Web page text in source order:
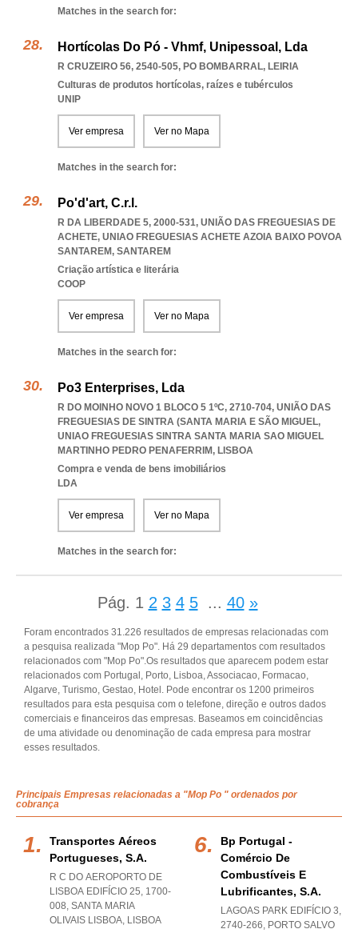
Matches in the search for:
Hortícolas Do Pó - Vhmf, Unipessoal, Lda
R CRUZEIRO 56, 2540-505, PO BOMBARRAL, LEIRIA
Culturas de produtos hortícolas, raízes e tubérculos
UNIP
Ver empresa Ver no Mapa
Matches in the search for:
Po'd'art, C.r.l.
R DA LIBERDADE 5, 2000-531, UNIÃO DAS FREGUESIAS DE
ACHETE, UNIAO FREGUESIAS ACHETE AZOIA BAIXO POVOA
SANTAREM, SANTAREM
Criação artística e literária
COOP
Ver empresa Ver no Mapa
Matches in the search for:
Po3 Enterprises, Lda
R DO MOINHO NOVO 1 BLOCO 5 1ºC, 2710-704, UNIÃO DAS
FREGUESIAS DE SINTRA (SANTA MARIA E SÃO MIGUEL,
UNIAO FREGUESIAS SINTRA SANTA MARIA SAO MIGUEL
MARTINHO PEDRO PENAFERRIM, LISBOA
Compra e venda de bens imobiliários
LDA
Ver empresa Ver no Mapa
Matches in the search for:
Pág. 1 2 3 4 5 ... 40 »
Foram encontrados 31.226 resultados de empresas relacionadas com
a pesquisa realizada "Mop Po". Há 29 departamentos com resultados
relacionados com "Mop Po".Os resultados que aparecem podem estar
relacionados com Portugal, Porto, Lisboa, Associacao, Formacao,
Algarve, Turismo, Gestao, Hotel. Pode encontrar os 1200 primeiros
resultados para esta pesquisa com o telefone, direção e outros dados
comerciais e financeiros das empresas. Baseamos em coincidências
de uma atividade ou denominação de cada empresa para mostrar
esses resultados.
Principais Empresas relacionadas a "Mop Po " ordenados por
cobrança
Transportes Aéreos
Portugueses, S.a.
R C DO AEROPORTO DE
LISBOA EDIFÍCIO 25, 1700-
008, SANTA MARIA
OLIVAIS LISBOA, LISBOA
Bp Portugal -
Comércio De
Combustíveis E
Lubrificantes, S.a.
LAGOAS PARK EDIFÍCIO 3,
2740-266, PORTO SALVO